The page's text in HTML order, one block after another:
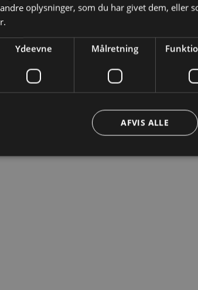
oplysninger, som du har givet dem, eller
Ydeevne Målretning
AFVIS ALLE